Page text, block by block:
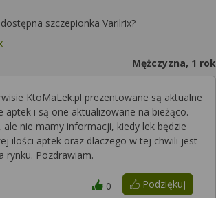
szczepionka Varilrix?
Mężczyzna, 1 rok
KtoMaLek.pl prezentowane są aktualne
aptek i są one aktualizowane na bieżąco.
ale nie mamy informacji, kiedy lek będzie
ilości aptek oraz dlaczego w tej chwili jest
rynku. Pozdrawiam.
Podziękuj
0